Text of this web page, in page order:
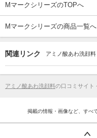
MマークシリーズのTOPへ
Mマークシリーズの商品一覧へ
関連リンク アミノ酸あわ洗顔料
アミノ酸あわ洗顔料の口コミサイト
掲載の情報・画像など、すべ